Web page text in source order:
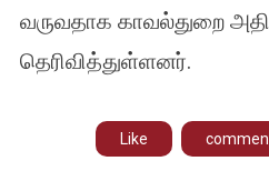
வருவதாக காவல்துறை
தெரிவித்துள்ளனர்.
Like